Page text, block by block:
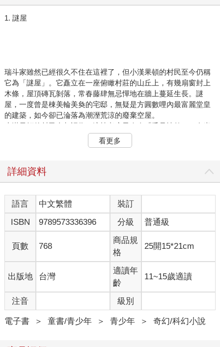
1. 謎屋
瑞斗家雖然已經很久不住在這裡了，但小漢果頓的村民至今仍稱
它為「謎屋」。它矗立在一座俯瞰村莊的山丘上，有幾扇窗封上
木條，屋頂磚瓦剝落，常春藤肆無忌憚地在牆上蔓延生長。謎
屋，一度曾是棟美輪美奐的宅邸，無疑是方圓數哩內最富麗堂皇
的建築，如今卻已淪落為潮溼荒涼的廢棄空屋。
小漢果頓的村民全都認為，這棟老房子令人「毛骨悚然」。在半
個世紀以前，那裡曾經發生過恐怖的怪事，一直到現在，村裡的
老居民在找不到題材嗑牙聊天時，還是會把這件事拿出來討論一
醋，結果到後來根本沒有人確實知道事情的真相了。不過，每個
僕踏進客廳，竟發現瑞斗一家三口全都死了。
這名女僕尖叫著衝下山，跑進村子裡，能吵醒多少人就吵醒多少
人。
「全瞪大眼躺在那裡！冷得像冰一樣！都還穿著晚餐時的衣
服！」
警察來到現場，整個小漢果頓群情沸騰，村民充滿了極度震驚的
好奇心與掩蓋不住的興奮感。沒人多浪費時間嘆口氣，假裝為瑞
斗家感到悲慟，因為他們家的人一直都很不受歡迎。瑞斗老夫婦
向來就財大氣粗，既勢利又跋扈，而他們那個已成年的兒子湯
姆，跟他們比起來更是有過之而無不及。其實全體村民真正關心
的是兇手的真正身分──事實擺在眼前，三個看來健健康康的人，
在一夜之間全部暴斃，絕對不可能是自然死亡。
看更多
詳細資料
語言 中文繁體
裝訂
ISBN
9789573336396 分級 普通級
頁數 768
商品規
格
25開15*21cm
出版地 台灣
適讀年
齡
11~15歲適讀
注音 級別
電子書 ＞ 童書/青少年 ＞ 青少年 ＞ 奇幻/科幻小說